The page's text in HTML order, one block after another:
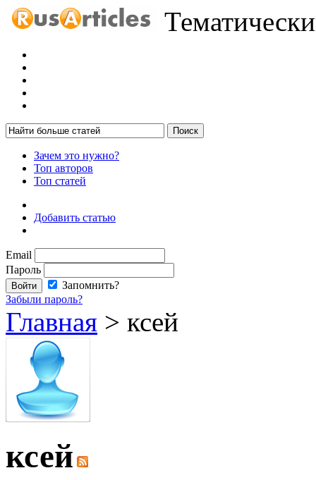
Зачем это нужно?
Топ авторов
Топ статей
Добавить статью
Email
Пароль
Запомнить?
Забыли пароль?
Главная > ксей
ксей